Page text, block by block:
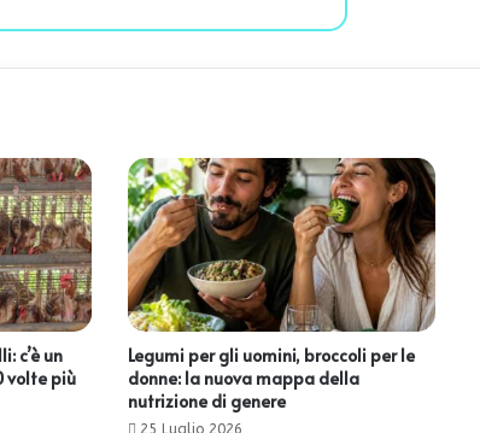
c’è un
volte più
Legumi per gli uomini, broccoli per le
donne: la nuova mappa della
nutrizione di genere
25 Luglio 2026